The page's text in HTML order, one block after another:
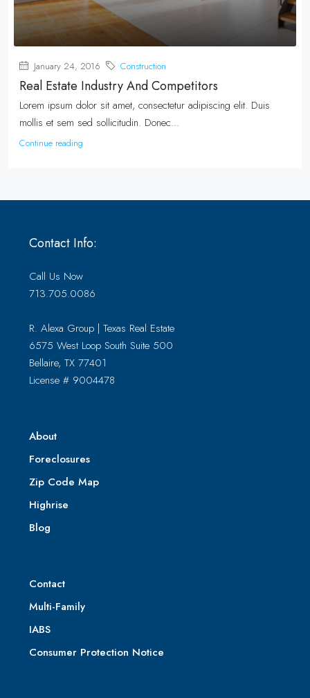
January 24, 2016 Construction
Real Estate Industry And Competitors
Lorem ipsum dolor sit amet, consectetur adipiscing elit. Duis
mollis et sem sed sollicitudin. Donec...
Continue reading
Contact Info:
Call Us Now
713.705.0086
R. Alexa Group | Texas Real Estate
6575 West Loop South Suite 500
Bellaire, TX 77401
License # 9004478
About
Foreclosures
Zip Code Map
Highrise
Blog
Contact
Multi-Family
IABS
Consumer Protection Notice